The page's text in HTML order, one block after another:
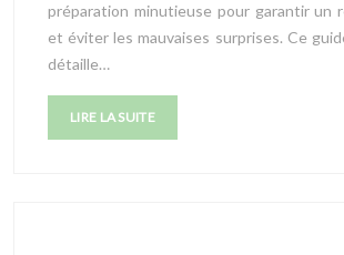
préparation minutieuse pour garantir un
et éviter les mauvaises surprises. Ce
détaille…
LIRE LA SUITE